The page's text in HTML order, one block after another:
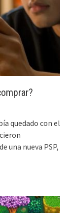
quedado con el
una nueva PSP,